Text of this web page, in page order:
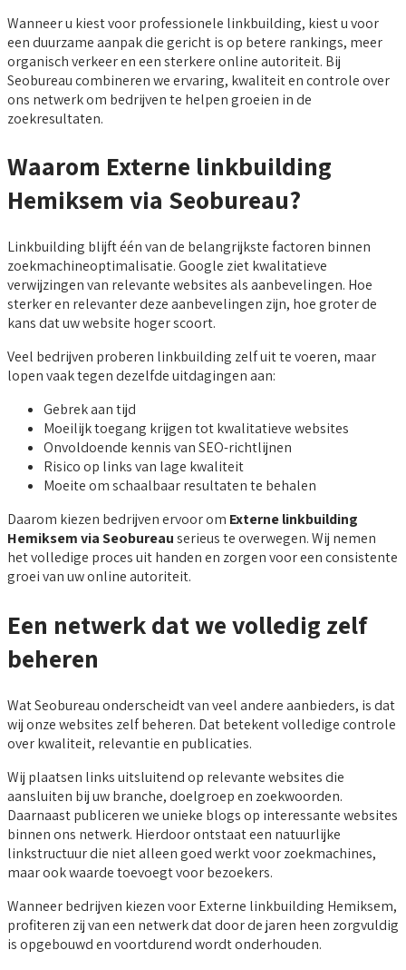
Wanneer u kiest voor professionele linkbuilding, kiest u voor
een duurzame aanpak die gericht is op betere rankings, meer
organisch verkeer en een sterkere online autoriteit. Bij
Seobureau combineren we ervaring, kwaliteit en controle over
ons netwerk om bedrijven te helpen groeien in de
zoekresultaten.
Waarom Externe linkbuilding
Hemiksem via Seobureau?
Linkbuilding blijft één van de belangrijkste factoren binnen
zoekmachineoptimalisatie. Google ziet kwalitatieve
verwijzingen van relevante websites als aanbevelingen. Hoe
sterker en relevanter deze aanbevelingen zijn, hoe groter de
kans dat uw website hoger scoort.
Veel bedrijven proberen linkbuilding zelf uit te voeren, maar
lopen vaak tegen dezelfde uitdagingen aan:
Gebrek aan tijd
Moeilijk toegang krijgen tot kwalitatieve websites
Onvoldoende kennis van SEO-richtlijnen
Risico op links van lage kwaliteit
Moeite om schaalbaar resultaten te behalen
Daarom kiezen bedrijven ervoor om Externe linkbuilding
Hemiksem via Seobureauserieus te overwegen. Wij nemen
het volledige proces uit handen en zorgen voor een consistente
groei van uw online autoriteit.
Een netwerk dat we volledig zelf
beheren
Wat Seobureau onderscheidt van veel andere aanbieders, is dat
wij onze websites zelf beheren. Dat betekent volledige controle
over kwaliteit, relevantie en publicaties.
Wij plaatsen links uitsluitend op relevante websites die
aansluiten bij uw branche, doelgroep en zoekwoorden.
Daarnaast publiceren we unieke blogs op interessante websites
binnen ons netwerk. Hierdoor ontstaat een natuurlijke
linkstructuur die niet alleen goed werkt voor zoekmachines,
maar ook waarde toevoegt voor bezoekers.
Wanneer bedrijven kiezen voor Externe linkbuilding Hemiksem,
profiteren zij van een netwerk dat door de jaren heen zorgvuldig
is opgebouwd en voortdurend wordt onderhouden.